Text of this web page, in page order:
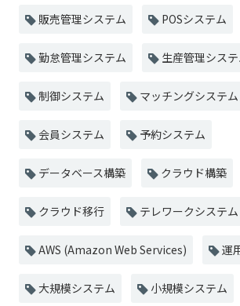
販売管理システム POSシステム
勤怠管理システム 生産管理シス
制御システム マッチングシステム
会員システム 予約システム
データベース構築 クラウド構築
クラウド移行 テレワークシステム
AWS (Amazon Web Services) 運
大規模システム 小規模システム